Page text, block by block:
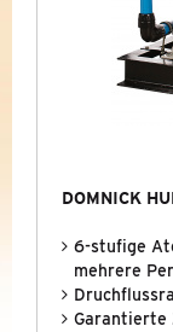
DOMNICK
DOMNICK
6-stufige
mehrere
Garantierte